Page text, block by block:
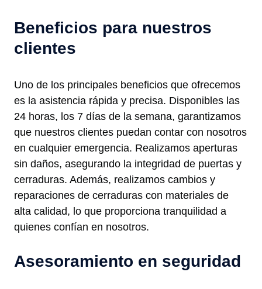
Beneficios para nuestros
clientes
Uno de los principales beneficios que ofrecemos
es la asistencia rápida y precisa. Disponibles las
24 horas, los 7 días de la semana, garantizamos
que nuestros clientes puedan contar con nosotros
en cualquier emergencia. Realizamos aperturas
sin daños, asegurando la integridad de puertas y
cerraduras. Además, realizamos cambios y
reparaciones de cerraduras con materiales de
alta calidad, lo que proporciona tranquilidad a
quienes confían en nosotros.
Asesoramiento en seguridad